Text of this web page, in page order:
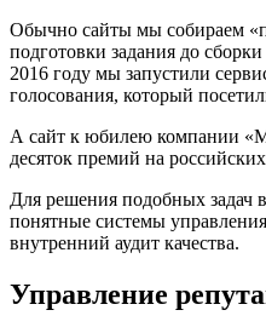
Обычно сайты мы собираем
подготовки задания до
2016 году мы запустили
голосования, который
А сайт к юбилею компании
десяток премий на
Для решения подобных задач
понятные системы
внутренний аудит качества.
Управление